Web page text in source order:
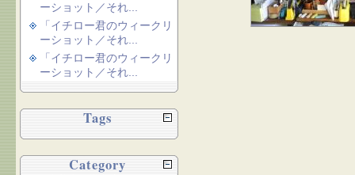
ーショット／それ...
「イチロー君のウィークリ
ーショット／それ...
「イチロー君のウィークリ
ーショット／それ...
Tags
Category